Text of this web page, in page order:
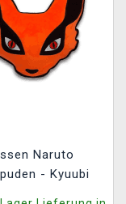
Naruto
- Kyuubi